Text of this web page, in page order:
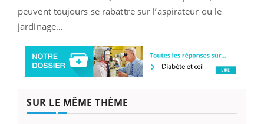
peuvent toujours se rabattre sur l’aspirateur ou le
jardinage…
SUR LE MÊME THÈME